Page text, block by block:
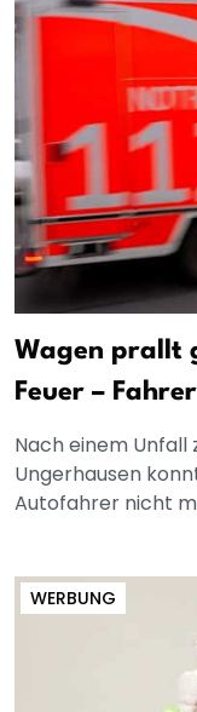
Wagen prallt
Feuer –
Nach einem
Ungerhausen
Autofahrer nicht
WERBUNG